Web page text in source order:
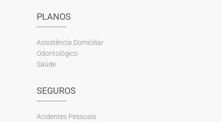
PLANOS
Assistência Domiciliar
Odontológico
Saúde
SEGUROS
Acidentes Pessoais